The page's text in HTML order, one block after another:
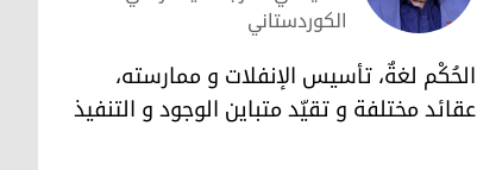
فاضل ميراني
الكوردستاني
الحُكْم لغةٌ، تأسيس الإنفلات و ممارسته،
عقائد مختلفة و تقيّد متباين الوجود و التنفيذ